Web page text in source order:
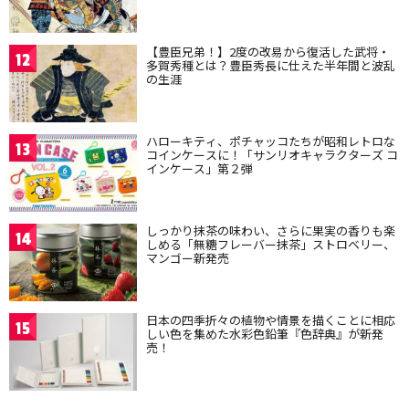
12 【豊臣兄弟！】2度の改易から復活した武将・
多賀秀種とは？豊臣秀長に仕えた半年間と波乱
の生涯
13 ハローキティ、ポチャッコたちが昭和レトロな
コインケースに！「サンリオキャラクターズ コ
インケース」第２弾
14 しっかり抹茶の味わい、さらに果実の香りも楽
しめる「無糖フレーバー抹茶」ストロベリー、
マンゴー新発売
15 日本の四季折々の植物や情景を描くことに相応
しい色を集めた水彩色鉛筆『色辞典』が新発
売！